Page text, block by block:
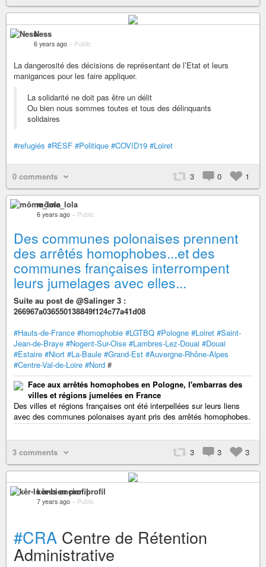
Ness
6 years ago – Public
La dangerosité des décisions de représentant de l’Etat et leurs
manigances pour les faire appliquer.
La solidarité ne doit pas être un délit
Ou bien nous sommes toutes et tous des délinquants
solidaires
#refugiés #RESF #Politique #COVID19 #Loiret
0 comments 3 0 1
môme_lola
6 years ago – Public
Des communes polonaises prennent
des arrêtés homophobes...et des
communes françaises interrompent
leurs jumelages avec elles...
Suite au post de @Salinger 3 :
266967a036550138849f124c77a41d08
#Hauts-de-France #homophobie #LGTBQ #Pologne #Loiret #Saint-
Jean-de-Braye #Nogent-Sur-Oise #Lambres-Lez-Douai #Douai
#Estaire #Niort #La-Baule #Grand-Est #Auvergne-Rhône-Alpes
#Centre-Val-de-Loire #Nord #
Face aux arrêtés homophobes en Pologne, l'embarras des
villes et régions jumelées en France
Des villes et régions françaises ont été interpellées sur leurs liens
avec des communes polonaises ayant pris des arrêtés homophobes.
3 comments 3 3 3
kêr-Is ancien profil
7 years ago – Public
#CRA Centre de Rétention
Administrative